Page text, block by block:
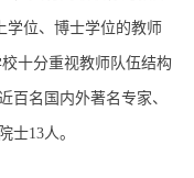
学位、博士学位的教师
十分重视教师队伍结构
百名国内外著名专家、
士13人。